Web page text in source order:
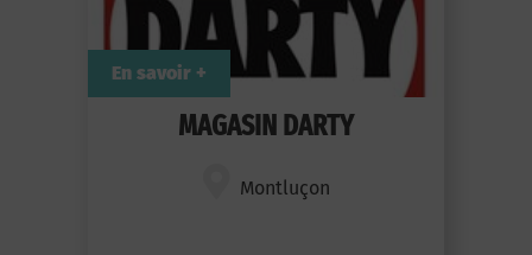
MAGASIN DARTY
Montluçon
En savoir +